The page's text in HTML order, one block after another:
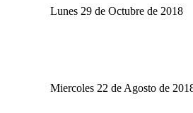
Lunes 29 de Octubre de 2018
Miercoles 22 de Agosto de